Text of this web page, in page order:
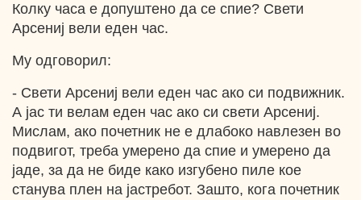
Колку часа е допуштено да се спие? Свети
Арсениј вели еден час.
Му одговорил:
- Свети Арсениј вели еден час ако си подвижник.
А јас ти велам еден час ако си свети Арсениј.
Мислам, ако почетник не е длабоко навлезен во
подвигот, треба умерено да спие и умерено да
јаде, за да не биде како изгубено пиле кое
станува плен на јастребот. Зашто, кога почетник